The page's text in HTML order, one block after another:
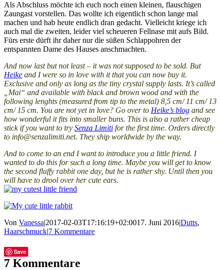
Als Abschluss möchte ich euch noch einen kleinen, flauschigen
Zaungast vorstellen. Das wollte ich eigentlich schon lange mal
machen und hab heute endlich dran gedacht. Vielleicht kriege ich
auch mal die zweiten, leider viel scheueren Fellnase mit aufs Bild.
Fürs erste dürft ihr daher nur die süßen Schlappohren der
entspannten Dame des Hauses anschmachten.
And now last but not least – it was not supposed to be sold. But
Heike and I were so in love with it that you can now buy it.
Exclusive and only as long as the tiny crystal supply lasts. It’s called
„Mai“ and available with black and brown wood and with the
following lenghts (measured from tip to the metal) 8,5 cm/ 11 cm/ 13
cm/ 15 cm. You are not yet in love? Go over to Heike’s blog and see
how wonderful it fits into smaller buns. This is also a rather cheap
stick if you want to try Senza Limiti for the first time. Orders directly
to info@senzalimiti.net. They ship worldwide by the way.
And to come to an end I want to introduce you a little friend. I
wanted to do this for such a long time. Maybe you will get to know
the second fluffy rabbit one day, but he is rather shy. Until then you
will have to drool over her cute ears.
Von Vanessa|2017-02-03T17:16:19+02:0017. Juni 2016|Dutts,
Haarschmuck|7 Kommentare
Facebook
Twitter
Tumblr
Save E-
Mail
7 Kommentare